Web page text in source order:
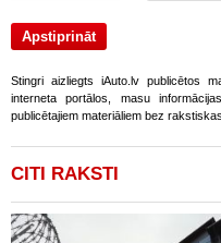
Stingri aizliegts iAuto.lv publicētos
interneta portālos, masu
publicētajiem materiāliem bez
CITI RAKSTI